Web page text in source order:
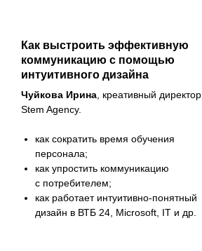
Как выстроить эффективную
коммуникацию с помощью
интуитивного дизайна
Чуйкова Ирина , креативный директор
Stem Agency.
как сократить время обучения
персонала;
как упростить коммуникацию
с потребителем;
как работает интуитивно-понятный
дизайн в ВТБ 24, Microsoft, IT и др.